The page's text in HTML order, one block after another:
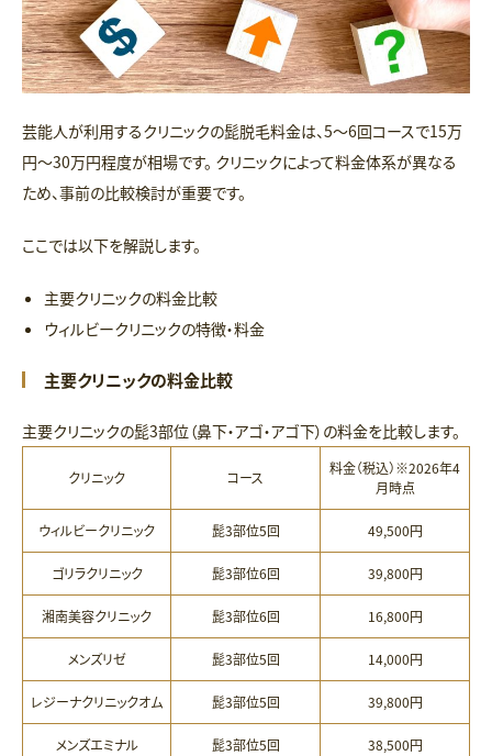
芸能人が利用するクリニックの髭脱毛料金は、5〜6回コースで15万
円〜30万円程度が相場です。 クリニックによって料金体系が異なる
ため、事前の比較検討が重要です。
ここでは以下を解説します。
主要クリニックの料金比較
ウィルビークリニックの特徴・料金
主要クリニックの料金比較
主要クリニックの髭3部位（鼻下・アゴ・アゴ下）の料金を比較します。
クリニック コース
料金（税込）※2026年4
月時点
ウィルビークリニック 髭3部位5回 49,500円
ゴリラクリニック 髭3部位6回 39,800円
湘南美容クリニック 髭3部位6回 16,800円
メンズリゼ 髭3部位5回 14,000円
レジーナクリニックオム 髭3部位5回 39,800円
メンズエミナル 髭3部位5回 38,500円